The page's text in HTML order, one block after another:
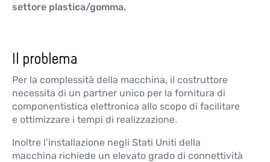
settore plastica/gomma.
Il problema
Per la complessità della macchina, il costruttore
necessita di un partner unico per la fornitura di
componentistica elettronica allo scopo di facilitare
e ottimizzare i tempi di realizzazione.
Inoltre l’installazione negli Stati Uniti della
macchina richiede un elevato grado di connettività